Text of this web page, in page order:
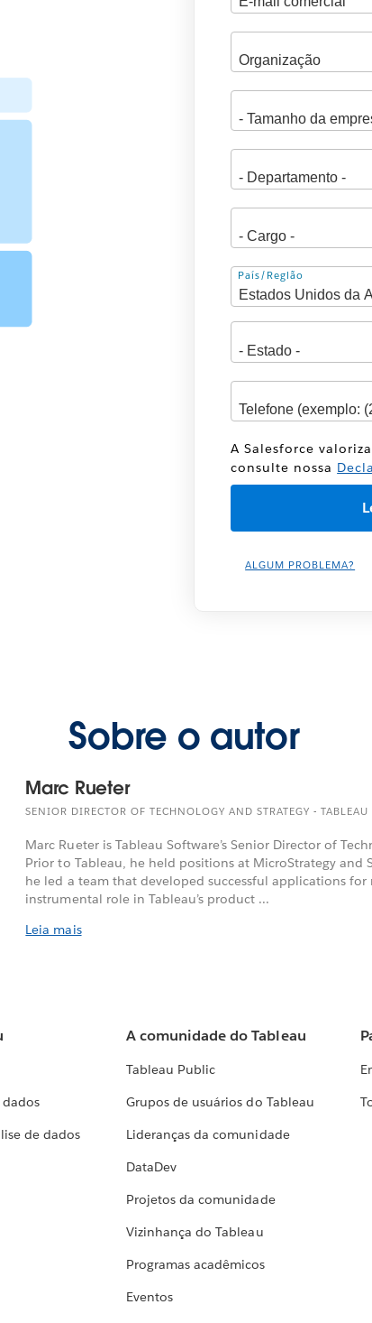
Endereço
País/Região
A Salesforce
consulte nossa
ALGUM PROBLEMA?
Sobre o autor
Marc Rueter
SENIOR DIRECTOR OF TECHNOLOGY AND STRATEGY - TABLEAU
Marc Rueter is Tableau Software’s Senior Director of
Prior to Tableau, he held positions at MicroStrategy and
he led a team that developed successful applications for
instrumental role in Tableau’s product ...
Leia mais
de dados
A comunidade do Tableau
Tableau Public
Grupos de usuários do Tableau
Lideranças da comunidade
DataDev
Projetos da comunidade
Vizinhança do Tableau
Programas acadêmicos
Eventos